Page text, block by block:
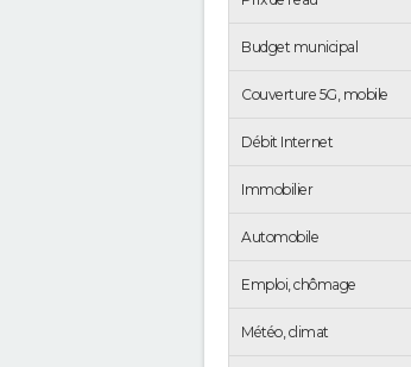
Budget municipal
Couverture 5G, mobile
Débit Internet
Immobilier
Automobile
Emploi, chômage
Météo, climat